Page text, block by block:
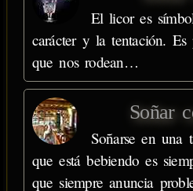
El licor es
carácter y la tentación. Es
que nos rodean…
Soñar
Soñarse en una
que está bebiendo es
que siempre anuncia